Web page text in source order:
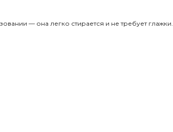
— она легко стирается и не требует глажки.